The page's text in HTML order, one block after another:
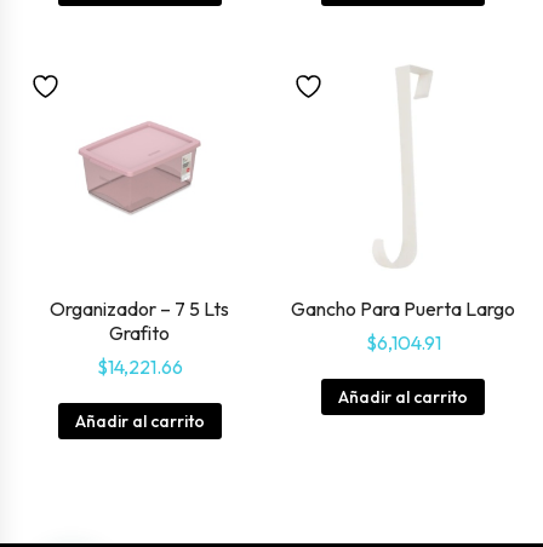
Organizador – 7 5 Lts
Grafito
$14,221.66
Añadir al carrito
Gancho Para Puerta Largo
$6,104.91
Añadir al carrito